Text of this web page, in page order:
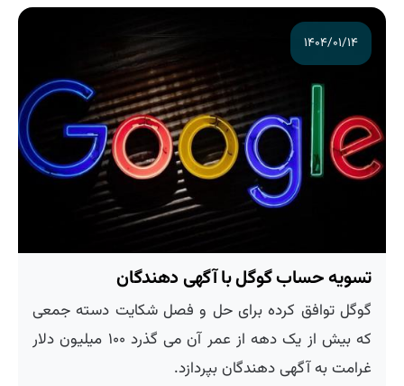
۱۴۰۴/۰۱/۱۴
تسویه حساب گوگل با آگهی دهندگان
گوگل توافق کرده برای حل و فصل شکایت دسته جمعی
که بیش از یک دهه از عمر آن می گذرد ۱۰۰ میلیون دلار
غرامت به آگهی دهندگان بپردازد.